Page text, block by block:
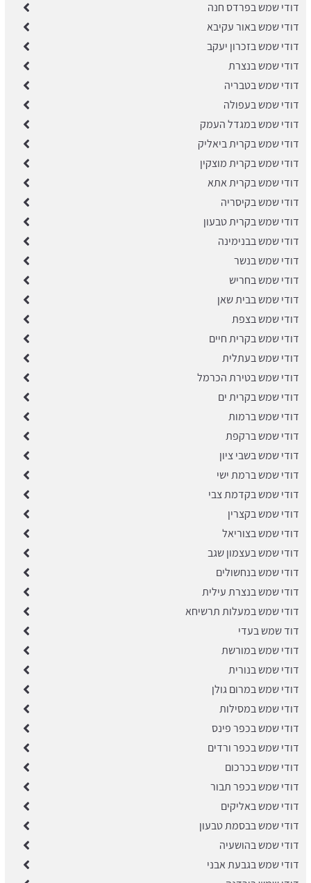
דודי שמש בפרדס חנה
דודי שמש באור עקיבא
דודי שמש בזכרון יעקב
דודי שמש בנצרת
דודי שמש בטבריה
דודי שמש בעפולה
דודי שמש במגדל העמק
דודי שמש בקרית ביאליק
דודי שמש בקרית מוצקין
דודי שמש בקרית אתא
דודי שמש בקיסריה
דודי שמש בקרית טבעון
דודי שמש בבנימינה
דודי שמש בנשר
דודי שמש בחריש
דודי שמש בבית שאן
דודי שמש בצפת
דודי שמש בקרית חיים
דודי שמש בעתלית
דודי שמש בטירת הכרמל
דודי שמש בקרית ים
דודי שמש ברמות
דודי שמש ברקפת
דודי שמש בשבי ציון
דודי שמש ברמת ישי
דודי שמש בקדמת צבי
דודי שמש בקצרין
דודי שמש בצוריאל
דודי שמש בעצמון שגב
דודי שמש בנחשולים
דודי שמש בנצרת עילית
דודי שמש במעלות תרשיחא
דוד שמש בעדי
דודי שמש במורשת
דודי שמש בנורית
דודי שמש במרום גולן
דודי שמש במסילות
דודי שמש בכפר פינס
דודי שמש בכפר ורדים
דודי שמש בכרכום
דודי שמש בכפר תבור
דודי שמש באליקים
דודי שמש בבסמת טבעון
דודי שמש בהושעיה
דודי שמש בגבעת אבני